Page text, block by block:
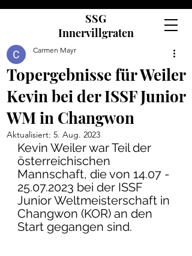
SSG
Innervillgraten
Topergebnisse für Weiler
Kevin bei der ISSF Junior
WM in Changwon
Carmen Mayr
Aktualisiert: 5. Aug. 2023
Kevin Weiler war Teil der
österreichischen
Mannschaft, die von 14.07 -
25.07.2023 bei der ISSF
Junior Weltmeisterschaft in
Changwon (KOR) an den
Start gegangen sind.